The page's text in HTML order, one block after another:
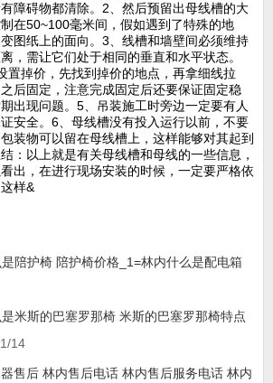
障碍物都清除。2、然后预留出母线槽的大
在50~100毫米间，假如遇到了特殊的地
图纸上的面向。3、线槽和墙壁间必须维持
，需让它们处于相同的垂直和水平状态。
置掉价，先找到掉价的地点，再拿细线拉
后固定，注意完成固定后还要保证固定稳
出现问题。5、吊装施工时旁边一定要有人
安全。6、母线槽没有投入运行以前，不要
装物可以留在母线槽上，这样能够对其起到
：以上就是有关母线槽和母线的一些信息，
出，在进行现场安装的时候，一定要严格依
样&
陪护椅 陪护椅价格_1=林内什么是配电箱
米斯的巴塞罗那椅 米斯的巴塞罗那椅特点
14
售后 林内售后电话 林内售后服务电话 林内